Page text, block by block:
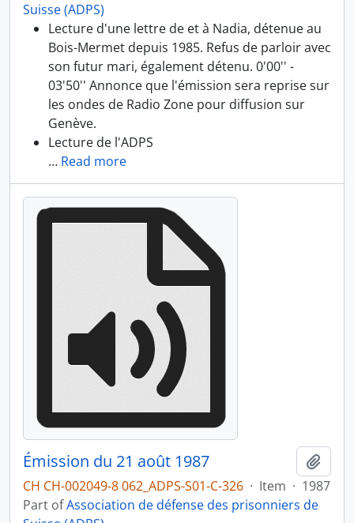
Suisse (ADPS)
Lecture d'une lettre de et à Nadia, détenue au
Bois-Mermet depuis 1985. Refus de parloir avec
son futur mari, également détenu. 0'00'' -
03'50'' Annonce que l'émission sera reprise sur
les ondes de Radio Zone pour diffusion sur
Genève.
Lecture de l'ADPS
… Read more
Émission du 21 août 1987
CH CH-002049-8 062_ADPS-S01-C-326 · Item · 1987
Part ofAssociation de défense des prisonniers de